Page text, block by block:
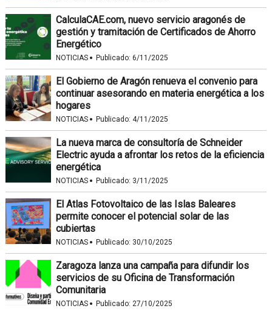
CalculaCAE.com, nuevo servicio aragonés de
gestión y tramitación de Certificados de Ahorro
Energético
NOTICIAS · Publicado: 6/11/2025
El Gobierno de Aragón renueva el convenio para
continuar asesorando en materia energética a los
hogares
NOTICIAS · Publicado: 4/11/2025
La nueva marca de consultoría de Schneider
Electric ayuda a afrontar los retos de la eficiencia
energética
NOTICIAS · Publicado: 3/11/2025
El Atlas Fotovoltaico de las Islas Baleares
permite conocer el potencial solar de las
cubiertas
NOTICIAS · Publicado: 30/10/2025
Zaragoza lanza una campaña para difundir los
servicios de su Oficina de Transformación
Comunitaria
NOTICIAS · Publicado: 27/10/2025